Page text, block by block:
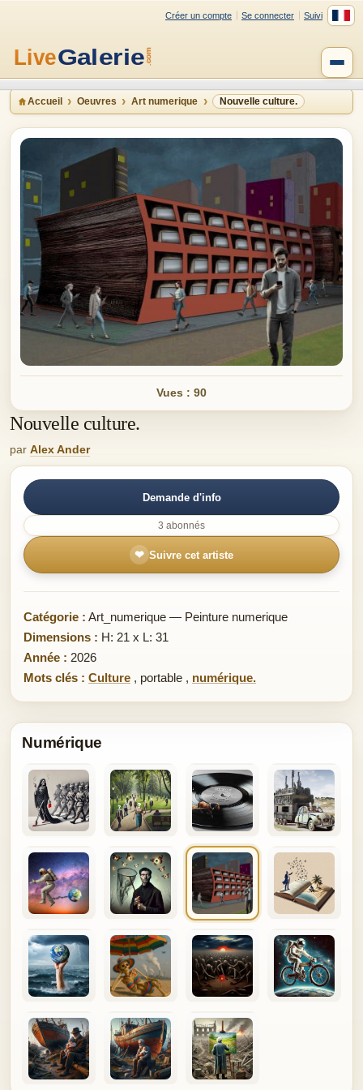
Créer un compte Se connecter Suivi
Accueil Oeuvres Art numerique Nouvelle culture.
Vues : 90
Nouvelle culture.
par Alex Ander
Demande d'info
3 abonnés
❤ Suivre cet artiste
Catégorie : Art_numerique — Peinture numerique
Dimensions : H: 21 x L: 31
Année : 2026
Mots clés : Culture , portable , numérique.
Numérique